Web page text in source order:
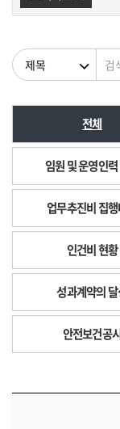
검색조건 검색
전체
임원 및 운영인
업무추진비 집
인건비 현황
성과계약의
안전보건공